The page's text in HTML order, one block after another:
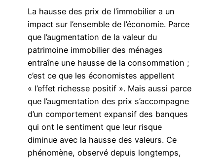
La hausse des prix de l’immobilier a un
impact sur l’ensemble de l’économie. Parce
que l’augmentation de la valeur du
patrimoine immobilier des ménages
entraîne une hausse de la consommation ;
c’est ce que les économistes appellent
« l’effet richesse positif ». Mais aussi parce
que l’augmentation des prix s’accompagne
d’un comportement expansif des banques
qui ont le sentiment que leur risque
diminue avec la hausse des valeurs. Ce
phénomène, observé depuis longtemps,